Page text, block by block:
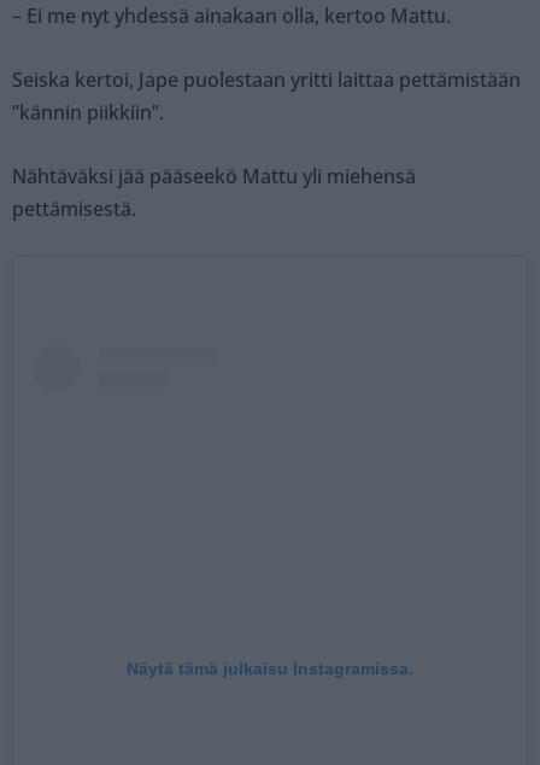
– Ei me nyt yhdessä ainakaan olla, kertoo Mattu.
Seiska kertoi, Jape puolestaan yritti laittaa pettämistään
”kännin piikkiin”.
Nähtäväksi jää pääseekö Mattu yli miehensä
pettämisestä.
Näytä tämä julkaisu Instagramissa.